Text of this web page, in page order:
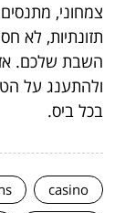
צמחוני,
תזונתיות, לא
השבת שלכם. אז,
ולהתענג על
בכל ביס.
casino